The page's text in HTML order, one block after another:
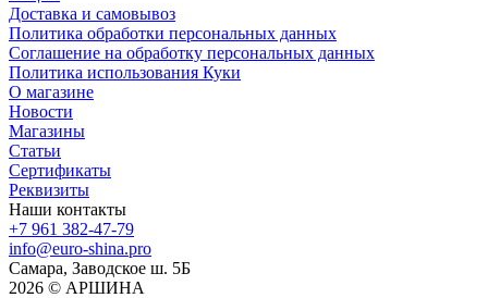
Доставка и самовывоз
Политика обработки персональных данных
Соглашение на обработку персональных данных
Политика использования Куки
О магазине
Новости
Магазины
Статьи
Сертификаты
Реквизиты
Наши контакты
+7 961 382-47-79
info@euro-shina.pro
Самара, Заводское ш. 5Б
2026 © АРШИНА